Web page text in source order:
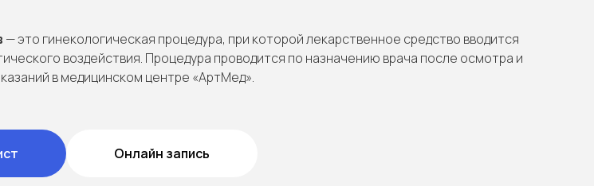
— это гинекологическая процедура, при которой лекарственное средство вводится
воздействия. Процедура проводится по назначению врача после осмотра и
в медицинском центре «АртМед».
Онлайн запись